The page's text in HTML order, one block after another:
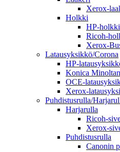
Xerox-
Holkki
HP-holkki
Ricoh-
Xerox-
Latausyksikkö/Corona
HP-
Konica
OCE-
Xerox-
Puhdistusrulla/
Harjarulla
Ricoh-
Xerox-
Puhdistusrulla
Canonin